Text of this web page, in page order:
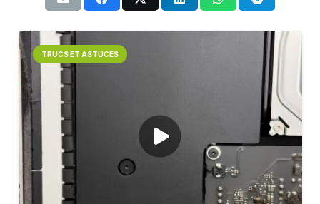
TRUCS ET ASTUCES